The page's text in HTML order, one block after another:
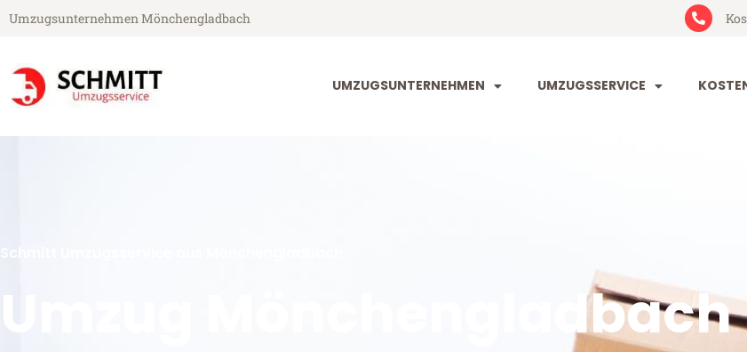
Umzugsunternehmen Mönchengladbach
UMZUGSUNTERNEHMEN UMZUGSSERVICE
Umzug